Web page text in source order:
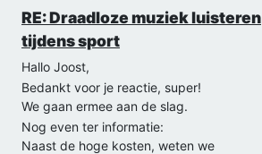
RE: Draadloze muziek luisteren
tijdens sport
Hallo Joost,
Bedankt voor je reactie, super!
We gaan ermee aan de slag.
Nog even ter informatie:
Naast de hoge kosten, weten we